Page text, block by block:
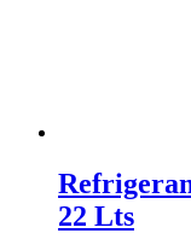
22 Lts